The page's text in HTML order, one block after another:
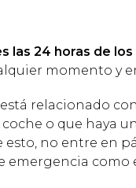
las 24 horas de
momento y
relacionado
o que haya
no entre en
emergencia como